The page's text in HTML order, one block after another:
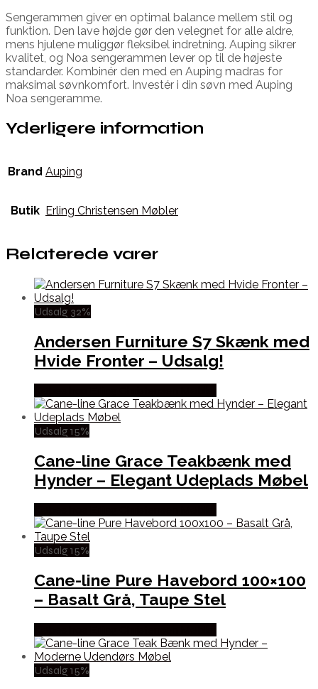
Sengerammen giver en optimal balance mellem stil og
funktion. Den lave højde gør den velegnet for alle aldre,
mens hjulene muliggør fleksibel indretning. Auping sikrer
kvalitet, og Noa sengerammen lever op til de højeste
standarder. Kombinér den med en Auping madras for
maksimal søvnkomfort. Investér i din søvn med Auping
Noa sengeramme.
Yderligere information
Brand Auping
Butik Erling Christensen Møbler
Relaterede varer
Udsalg 32%
Andersen Furniture S7 Skænk med
Hvide Fronter – Udsalg!
Udsalg 15%
Cane-line Grace Teakbænk med
Hynder – Elegant Udeplads Møbel
Udsalg 15%
Cane-line Pure Havebord 100×100
– Basalt Grå, Taupe Stel
Udsalg 15%